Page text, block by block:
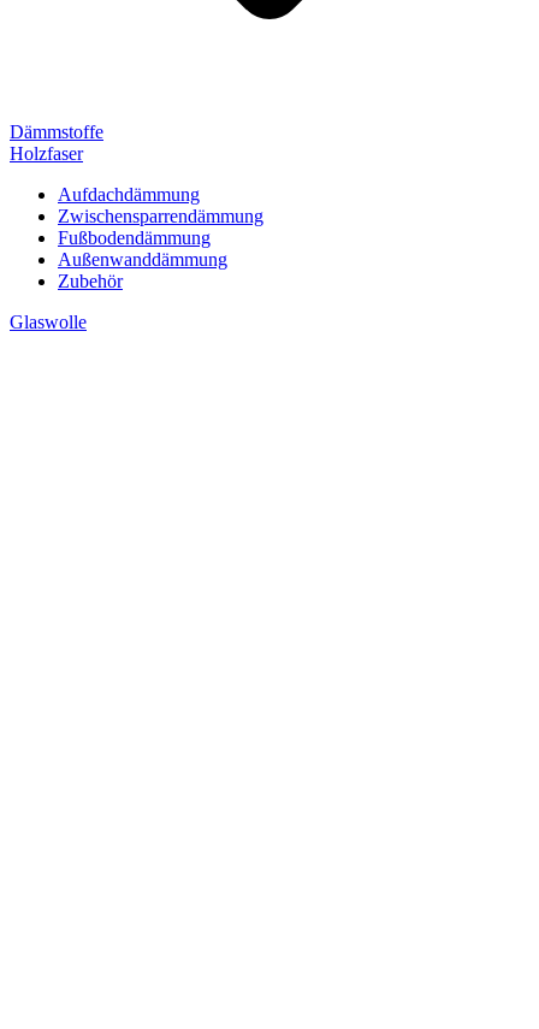
Dämmstoffe
Holzfaser
Aufdachdämmung
Zwischensparrendämmung
Fußbodendämmung
Außenwanddämmung
Zubehör
Glaswolle